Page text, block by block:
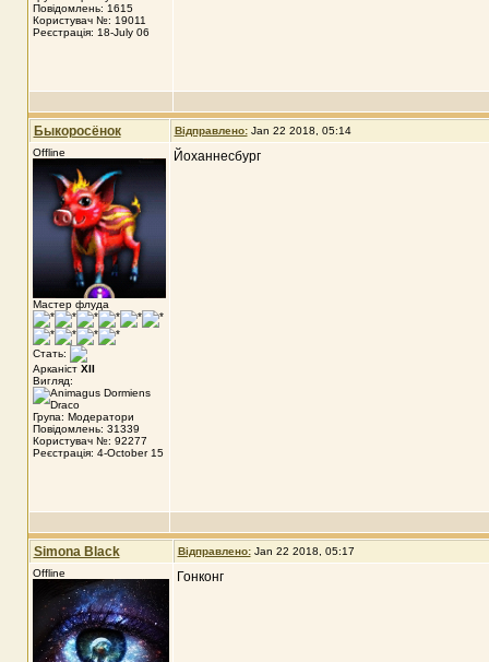
Повідомлень: 1615
Користувач №: 19011
Реєстрація: 18-July 06
Быкоросёнок Відправлено: Jan 22 2018, 05:14
Offline
Мастер флуда
Стать:
Арканіст XII
Вигляд:
Група: Модератори
Повідомлень: 31339
Користувач №: 92277
Реєстрація: 4-October 15
Йоханнесбург
Simona Black Відправлено: Jan 22 2018, 05:17
Offline
Гонконг